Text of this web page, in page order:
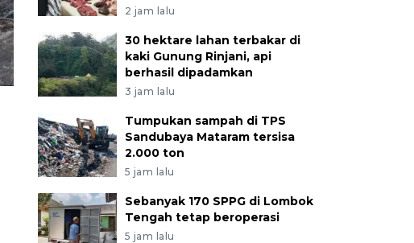
2 jam lalu
30 hektare lahan terbakar di
kaki Gunung Rinjani, api
berhasil dipadamkan
3 jam lalu
Tumpukan sampah di TPS
Sandubaya Mataram tersisa
2.000 ton
5 jam lalu
Sebanyak 170 SPPG di Lombok
Tengah tetap beroperasi
5 jam lalu